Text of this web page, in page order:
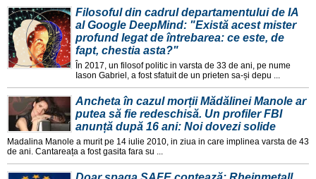
Filosoful din cadrul departamentului de IA
al Google DeepMind: "Există acest mister
profund legat de întrebarea: ce este, de
fapt, chestia asta?"
În 2017, un filosof politic in varsta de 33 de ani, pe nume
Iason Gabriel, a fost sfatuit de un prieten sa-și depu ...
Ancheta în cazul morții Mădălinei Manole ar
putea să fie redeschisă. Un profiler FBI
anunță după 16 ani: Noi dovezi solide
Madalina Manole a murit pe 14 iulie 2010, in ziua in care implinea varsta de 43
de ani. Cantareața a fost gasita fara su ...